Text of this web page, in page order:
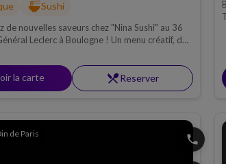
ramen_diningSushi
nouvelles saveurs chez "Nina Sushi" au 36
Leclerc à Boulogne ! Un menu créatif, des
dans cette célèbre enseigne casher !
la carte restaurant_menuReserver
de Paris
phone